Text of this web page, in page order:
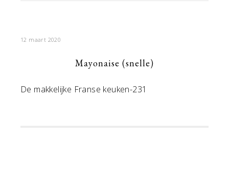
12 maart 2020
Mayonaise (snelle)
De makkelijke Franse keuken-231